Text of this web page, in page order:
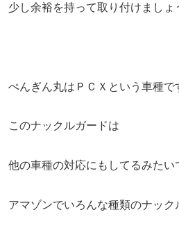
少し余裕を持って取り付けましょ
ぺんぎん丸はＰＣＸという車種で
このナックルガードは
他の車種の対応にもしてるみたい
アマゾンでいろんな種類のナック